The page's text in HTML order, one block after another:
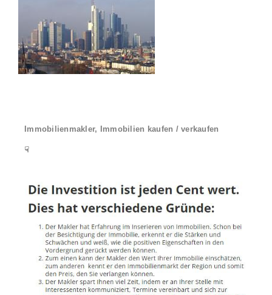
Immobilienmakler, Immobilien kaufen / verkaufen
☟